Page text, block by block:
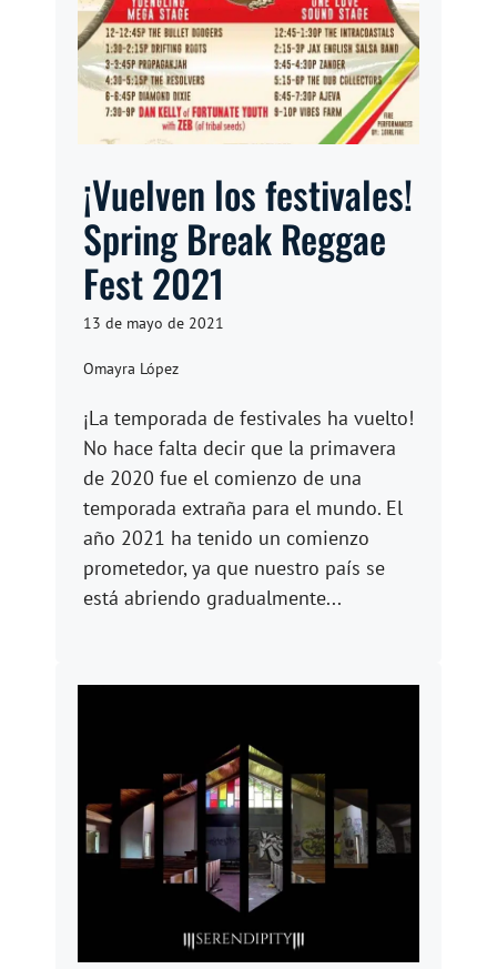
¡Vuelven los festivales!
Spring Break Reggae
Fest 2021
13 de mayo de 2021
Omayra López
¡La temporada de festivales ha vuelto!
No hace falta decir que la primavera
de 2020 fue el comienzo de una
temporada extraña para el mundo. El
año 2021 ha tenido un comienzo
prometedor, ya que nuestro país se
está abriendo gradualmente...